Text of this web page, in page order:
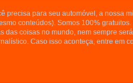
precisa para seu automóvel, a nossa
conteúdos). Somos 100%
das coisas no mundo, nem sempre
Caso isso aconteça, entre em